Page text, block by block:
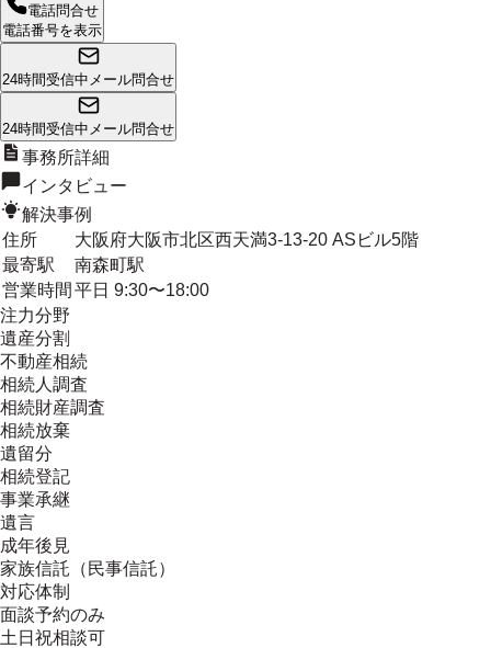
電話問合せ
電話番号を表示
24時間受信中 メール問合せ
24時間受信中 メール問合せ
事務所詳細
インタビュー
解決事例
住所
大阪府大阪市北区西天満3-13-20 ASビル5階
最寄駅
南森町駅
営業時間 平日 9:30〜18:00
注力分野
遺産分割
不動産相続
相続人調査
相続財産調査
相続放棄
遺留分
相続登記
事業承継
遺言
成年後見
家族信託（民事信託）
対応体制
面談予約のみ
土日祝相談可